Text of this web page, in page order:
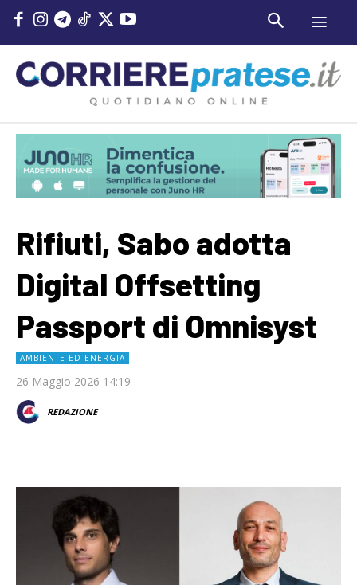
Rifiuti, Sabo adotta
Digital Offsetting
Passport di Omnisyst
AMBIENTE ED ENERGIA
26 Maggio 2026 14:19
REDAZIONE